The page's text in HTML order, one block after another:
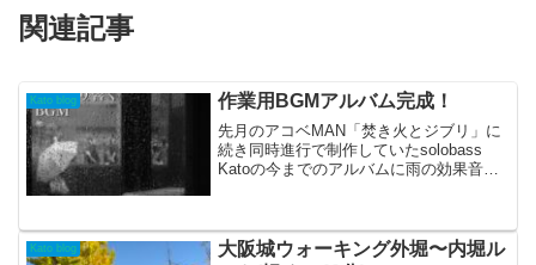
関連記事
Kato blog 作業用BGMアルバム完成！
先月のアコベMAN「焚き火とジブリ」に
続き同時進行で制作していたsolobass
Katoの今までのアルバムに雨の効果音を
Kato blog
大阪城ウォーキング外堀〜内堀ル